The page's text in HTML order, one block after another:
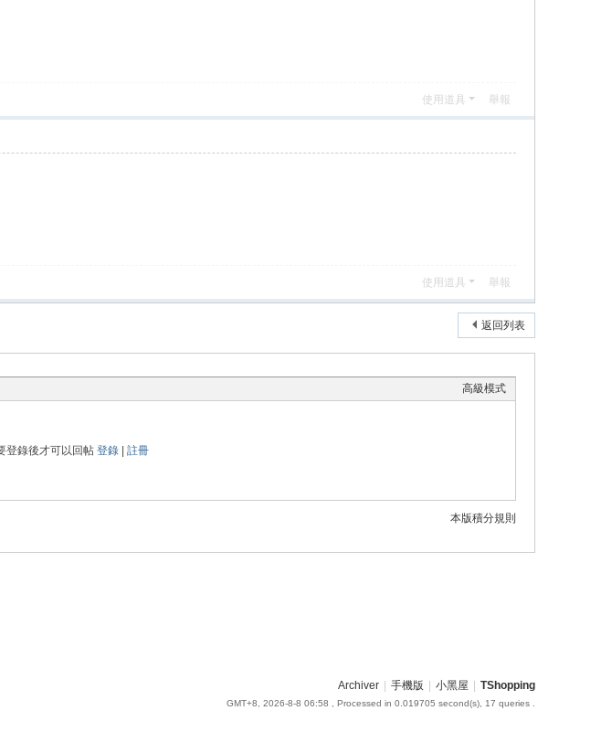
使用道具 舉報
使用道具 舉報
返回列表
高級模式
登錄後才可以回帖 登錄| 註冊
本版積分規則
Archiver 手機版 小黑屋 TShopping
GMT+8, 2026-8-8 06:58 , Processed in 0.019705 second(s), 17 queries .